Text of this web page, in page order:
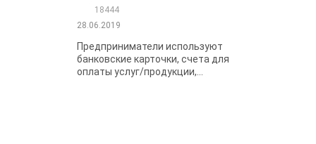
18444
28.06.2019
Предприниматели используют
банковские карточки, счета для
оплаты услуг/продукции,...